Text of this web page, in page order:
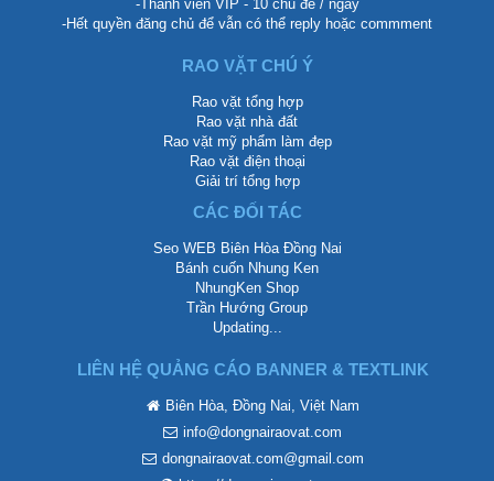
-Thành viên VIP - 10 chủ đề / ngày
-Hết quyền đăng chủ để vẫn có thể reply hoặc commment
RAO VẶT CHÚ Ý
Rao vặt tổng hợp
Rao vặt nhà đất
Rao vặt mỹ phẩm làm đẹp
Rao vặt điện thoại
Giải trí tổng hợp
CÁC ĐỐI TÁC
Seo WEB Biên Hòa Đồng Nai
Bánh cuốn Nhung Ken
NhungKen Shop
Trần Hướng Group
Updating...
LIÊN HỆ QUẢNG CÁO BANNER & TEXTLINK
Biên Hòa, Đồng Nai, Việt Nam
info@dongnairaovat.com
dongnairaovat.com@gmail.com